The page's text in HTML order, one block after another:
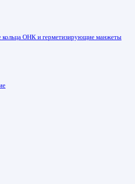
ОНК и герметизирующие манжеты